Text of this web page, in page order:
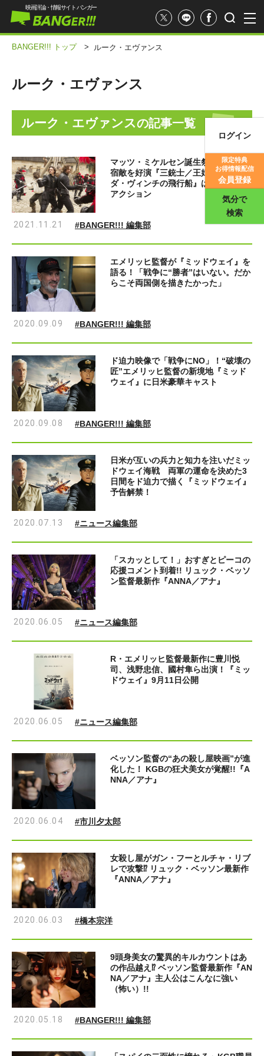
映画評価
映画評論・情報サイト バンガー
ログイン
限定特典
お得情報配信
会員登録
気分で
検索
BANGER!!! トップ > ルーク・エヴァンス
ルーク・エヴァンス
ルーク・エヴァンスの記事一覧
マッツ・ミケルセン誕生祭!! 眼帯姿で
宿敵を好演『三銃士／王妃の首飾りと
ダ・ヴィンチの飛行船』は痛快歴史劇
アクション
2021.11.21 #BANGER!!! 編集部
エメリッヒ監督が『ミッドウェイ』を
語る！「戦争に“勝者”はいない。だか
らこそ両国側を描きたかった」
2020.09.09 #BANGER!!! 編集部
ド迫力映像で「戦争にNO」！“破壊の
匠”エメリッヒ監督の新境地『ミッド
ウェイ』に日米豪華キャスト
2020.09.08 #BANGER!!! 編集部
日米が互いの兵力と知力を注いだミッ
ドウェイ海戦 両軍の運命を決めた3
日間をド迫力で描く『ミッドウェイ』
予告解禁！
2020.07.13 #ニュース編集部
「スカッとして！」おすぎとピーコの
応援コメント到着!! リュック・ベッソ
ン監督最新作『ANNA／アナ』
2020.06.05 #ニュース編集部
R・エメリッヒ監督最新作に豊川悦
司、浅野忠信、國村隼ら出演！『ミッ
ドウェイ』9月11日公開
2020.06.05 #ニュース編集部
ベッソン監督の“あの殺し屋映画”が進
化した！ KGBの狂犬美女が覚醒!!『A
NNA／アナ』
2020.06.04 #市川夕太郎
女殺し屋がガン・フーとルチャ・リブ
レで攻撃⁉ リュック・ベッソン最新作
『ANNA／アナ』
2020.06.03 #橋本宗洋
9頭身美女の驚異的キルカウントはあ
の作品越え⁉ ベッソン監督最新作『AN
NA／アナ』主人公はこんなに強い
（怖い）!!
2020.05.18 #BANGER!!! 編集部